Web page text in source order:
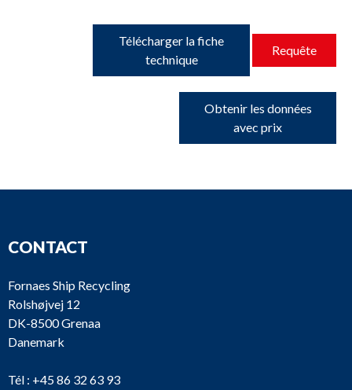
Télécharger la fiche
technique
Requête
Obtenir les données
avec prix
CONTACT
Fornaes Ship Recycling
Rolshøjvej 12
DK-8500 Grenaa
Danemark
Tél : +45 86 32 63 93